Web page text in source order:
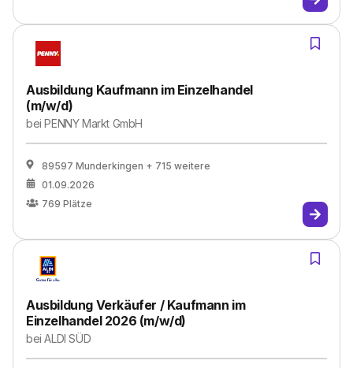
Ausbildung Kaufmann im Einzelhandel
(m/w/d)
beiPENNY Markt GmbH
89597 Munderkingen + 715 weitere
01.09.2026
769 Plätze
Ausbildung Verkäufer / Kaufmann im
Einzelhandel 2026 (m/w/d)
beiALDI SÜD